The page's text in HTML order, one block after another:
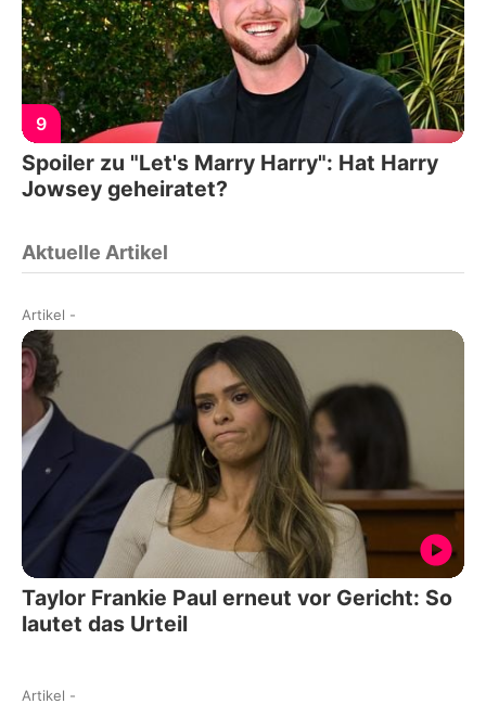
9
Spoiler zu "Let's Marry Harry": Hat Harry
Jowsey geheiratet?
Aktuelle Artikel
Artikel -
Taylor Frankie Paul erneut vor Gericht: So
lautet das Urteil
Artikel -